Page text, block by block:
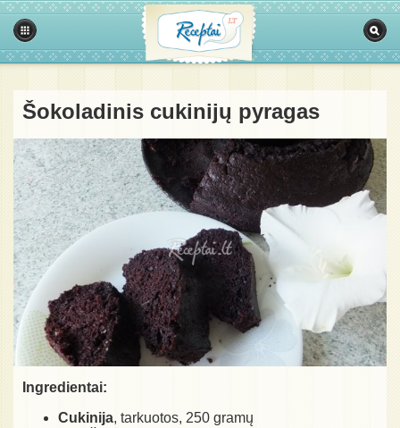
Šokoladinis cukinijų pyragas
Ingredientai:
Cukinija, tarkuotos, 250 gramų